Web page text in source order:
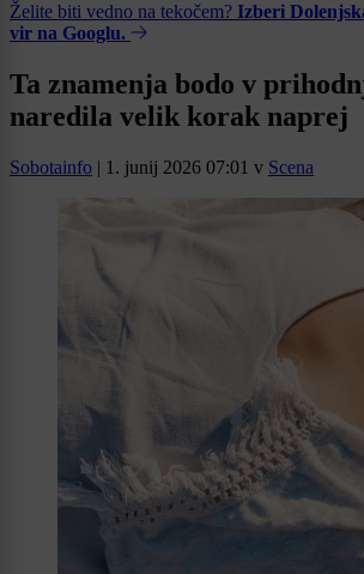
Želite biti vedno na tekočem? Izberi
vir na Googlu.
Ta znamenja bodo v
naredila velik korak naprej
Sobotainfo | 1. junij 2026 07:01 v Scena